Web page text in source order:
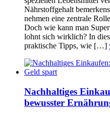
Nährstoffgehalt
nehmen eine zentrale
Doch wie kann man
lohnt sich wirklich? In
praktische Tipps, wie […]
Nachhaltiges
bewusster